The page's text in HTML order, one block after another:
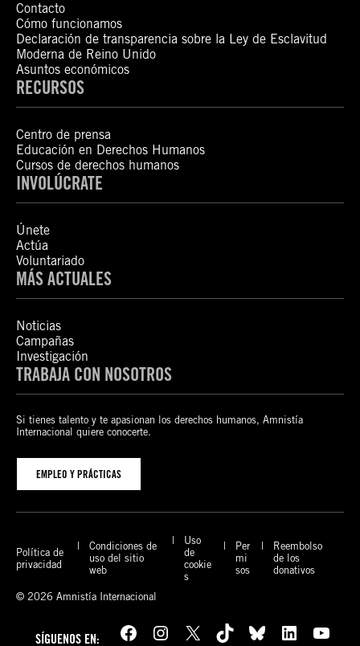
Contacto
Cómo funcionamos
Declaración de transparencia sobre la Ley de Esclavitud
Moderna de Reino Unido
Asuntos económicos
RECURSOS
Centro de prensa
Educación en Derechos Humanos
Cursos de derechos humanos
INVOLÚCRATE
Únete
Actúa
Voluntariado
MÁS ACTUALES
Noticias
Campañas
Investigación
TRABAJA CON NOSOTROS
Si tienes talento y te apasionan los derechos humanos, Amnistía
Internacional quiere conocerte.
EMPLEO Y PRÁCTICAS
Política de
privacidad
Condiciones de
uso del sitio
web
Uso
de
cookie
s
Per
mi
sos
Reembolso
de los
donativos
© 2026 Amnistía Internacional
SÍGUENOS EN: Facebook Instagram X TikTok Bluesky LinkedIn YouTube